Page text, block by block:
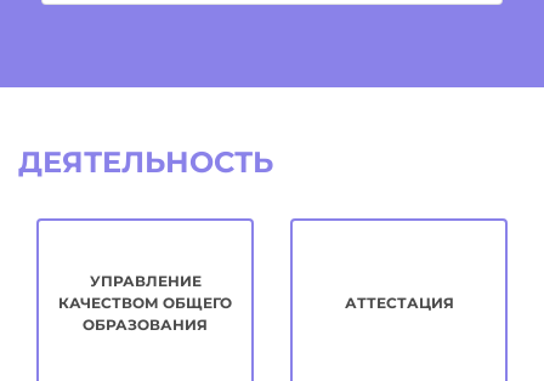
ДЕЯТЕЛЬНОСТЬ
УПРАВЛЕНИЕ
КАЧЕСТВОМ ОБЩЕГО
ОБРАЗОВАНИЯ
АТТЕСТАЦИЯ